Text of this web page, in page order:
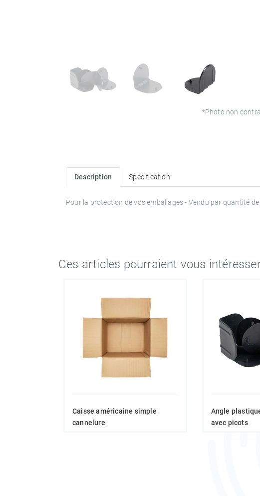
*Photo non
Description Specification
Pour la protection de vos emballages - Vendu par quantité
Ces articles pourraient vous
Caisse américaine simple
cannelure
Angle
avec picots